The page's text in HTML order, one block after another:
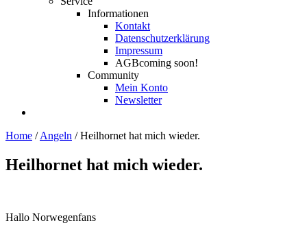
Informationen
Kontakt
Datenschutzerklärung
Impressum
AGBcoming soon!
Community
Mein Konto
Newsletter
Home /Angeln /Heilhornet hat mich wieder.
Heilhornet hat mich wieder.
Hallo Norwegenfans